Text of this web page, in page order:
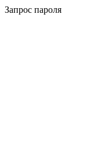
Запрос пароля